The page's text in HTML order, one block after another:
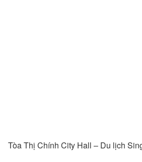
Tòa Thị Chính City Hall – Du lịch